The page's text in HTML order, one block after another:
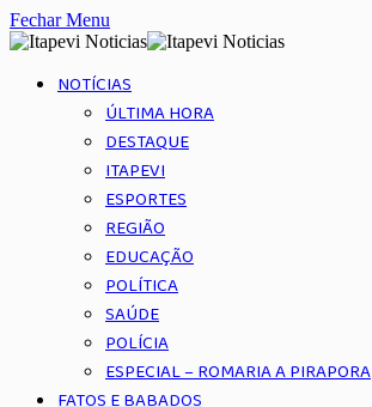
Fechar Menu
NOTÍCIAS
ÚLTIMA HORA
DESTAQUE
ITAPEVI
ESPORTES
REGIÃO
EDUCAÇÃO
POLÍTICA
SAÚDE
POLÍCIA
ESPECIAL – ROMARIA A PIRAPORA
FATOS E BABADOS